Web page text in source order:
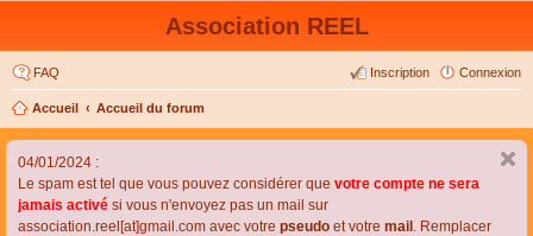
Association REEL
FAQ Connexion
Inscription
Accueil Accueil du forum
04/01/2024 :
Le spam est tel que vous pouvez considérer que votre compte ne sera
jamais activé si vous n'envoyez pas un mail sur
association.reel[at]gmail.com avec votre pseudo et votre mail . Remplacer